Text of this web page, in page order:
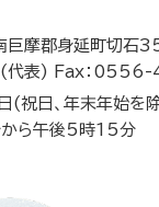
摩郡身延町切石
表) Fax：
(祝日、年末年始を
から午後5時15分